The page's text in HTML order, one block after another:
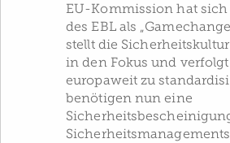
EU-Kommission hat
des EBL als
stellt die
in den Fokus und verfolgt
europaweit zu
benötigen nun eine